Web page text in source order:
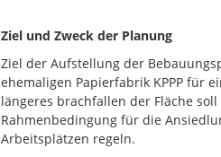
Ziel und Zweck der Planung
Ziel der Aufstellung der
ehemaligen Papierfabrik KPPP für
längeres brachfallen der Fläche
Rahmenbedingung für die
Arbeitsplätzen regeln.